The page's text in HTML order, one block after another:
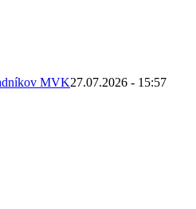
MVK27.07.2026 - 15:57